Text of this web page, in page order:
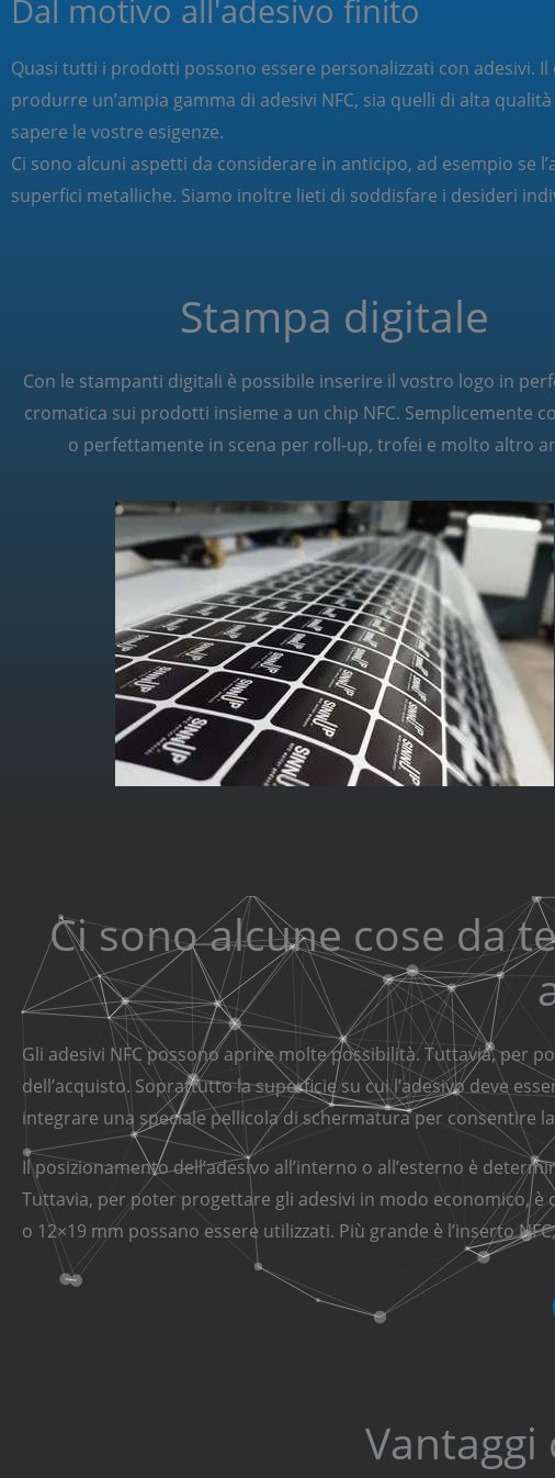
Dal motivo all'adesivo finito
Quasi tutti i prodotti possono essere personalizzati con adesivi.
produrre un’ampia gamma di adesivi NFC, sia quelli di alta
sapere le vostre esigenze.
Ci sono alcuni aspetti da considerare in anticipo, ad esempio se
superfici metalliche. Siamo inoltre lieti di soddisfare i desideri
Stampa digitale
Con le stampanti digitali è possibile inserire il vostro logo in
cromatica sui prodotti insieme a un chip NFC. Semplicemente
o perfettamente in scena per roll-up, trofei e molto altro
Ci sono alcune cose da
Gli adesivi NFC possono aprire molte possibilità. Tuttavia, per
dell’acquisto. Soprattutto la superficie su cui l’adesivo deve
integrare una speciale pellicola di schermatura per consentire
Il posizionamento dell’adesivo all’interno o all’esterno è
Tuttavia, per poter progettare gli adesivi in modo economico,
o 12×19 mm possano essere utilizzati. Più grande è l’inserto
Vantaggi